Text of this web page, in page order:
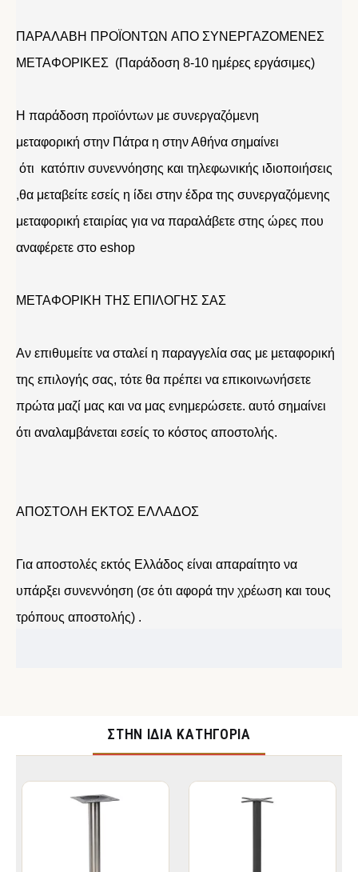
ΠΑΡΑΛΑΒΗ ΠΡΟΪΟΝΤΩΝ ΑΠΟ ΣΥΝΕΡΓΑΖΟΜΕΝΕΣ
ΜΕΤΑΦΟΡΙΚΕΣ (Παράδοση 8-10 ημέρες εργάσιμες)
Η παράδοση προϊόντων με συνεργαζόμενη
μεταφορική στην Πάτρα η στην Αθήνα σημαίνει
ότι κατόπιν συνεννόησης και τηλεφωνικής ιδιοποιήσεις
,θα μεταβείτε εσείς η ίδει στην έδρα της συνεργαζόμενης
μεταφορική εταιρίας για να παραλάβετε στης ώρες που
αναφέρετε στο eshop
ΜΕΤΑΦΟΡΙΚΗ ΤΗΣ ΕΠΙΛΟΓΗΣ ΣΑΣ
Αν επιθυμείτε να σταλεί η παραγγελία σας με μεταφορική
της επιλογής σας, τότε θα πρέπει να επικοινωνήσετε
πρώτα μαζί μας και να μας ενημερώσετε. αυτό σημαίνει
ότι αναλαμβάνεται εσείς το κόστος αποστολής.
ΑΠΟΣΤΟΛΗ ΕΚΤΟΣ ΕΛΛΑΔΟΣ
Για αποστολές εκτός Ελλάδος είναι απαραίτητο να
υπάρξει συνεννόηση (σε ότι αφορά την χρέωση και τους
τρόπους αποστολής) .
ΣΤΉΝ ΊΔΙΑ ΚΑΤΗΓΟΡΊΑ